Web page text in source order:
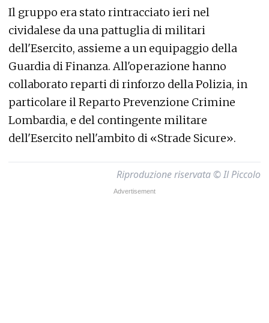
Il gruppo era stato rintracciato ieri nel
cividalese da una pattuglia di militari
dell'Esercito, assieme a un equipaggio della
Guardia di Finanza. All'operazione hanno
collaborato reparti di rinforzo della Polizia, in
particolare il Reparto Prevenzione Crimine
Lombardia, e del contingente militare
dell'Esercito nell'ambito di «Strade Sicure».
Riproduzione riservata © Il Piccolo